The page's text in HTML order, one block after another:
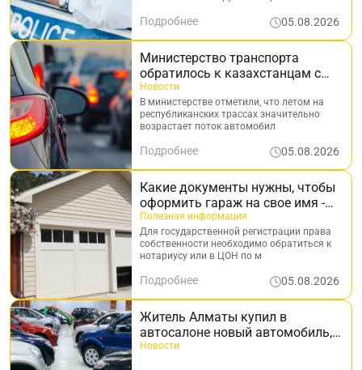
Подробнее 05.08.2026
Министерство транспорта
обратилось к казахстанцам с
напоминанием в период
отпусков
Новости
В министерстве отметили, что летом на
республиканских трассах значительно
возрастает поток автомобил
Подробнее 05.08.2026
Какие документы нужны, чтобы
оформить гараж на свое имя -
полный гайд
Полезная информация
Для государственной регистрации права
собственности необходимо обратиться к
нотариусу или в ЦОН по м
Подробнее 05.08.2026
Житель Алматы купил в
автосалоне новый автомобиль,
который оказался с
Новости